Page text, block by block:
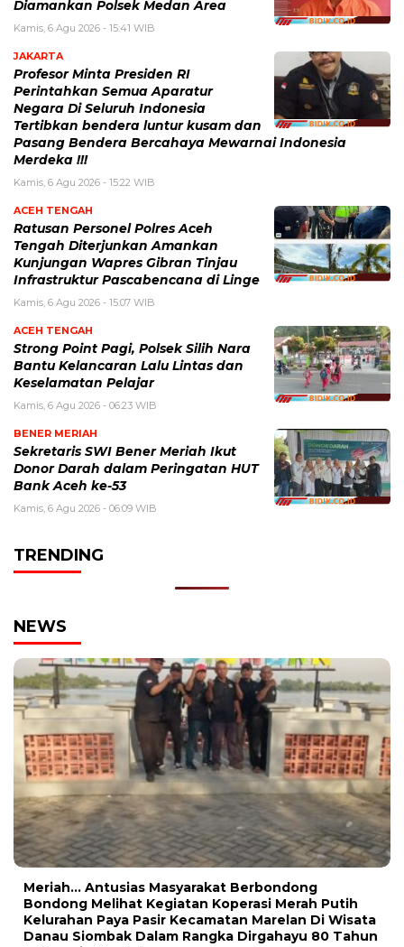
Diamankan Polsek Medan Area
Kamis, 6 Agu 2026 - 15:41 WIB
JAKARTA
Profesor Minta Presiden RI
Perintahkan Semua Aparatur
Negara Di Seluruh Indonesia
Tertibkan bendera luntur kusam dan
Pasang Bendera Bercahaya Mewarnai Indonesia
Merdeka !!!
Kamis, 6 Agu 2026 - 15:22 WIB
ACEH TENGAH
Ratusan Personel Polres Aceh
Tengah Diterjunkan Amankan
Kunjungan Wapres Gibran Tinjau
Infrastruktur Pascabencana di Linge
Kamis, 6 Agu 2026 - 15:07 WIB
ACEH TENGAH
Strong Point Pagi, Polsek Silih Nara
Bantu Kelancaran Lalu Lintas dan
Keselamatan Pelajar
Kamis, 6 Agu 2026 - 06:23 WIB
BENER MERIAH
Sekretaris SWI Bener Meriah Ikut
Donor Darah dalam Peringatan HUT
Bank Aceh ke-53
Kamis, 6 Agu 2026 - 06:09 WIB
TRENDING
NEWS
Meriah… Antusias Masyarakat Berbondong
Bondong Melihat Kegiatan Koperasi Merah Putih
Kelurahan Paya Pasir Kecamatan Marelan Di Wisata
Danau Siombak Dalam Rangka Dirgahayu 80 Tahun